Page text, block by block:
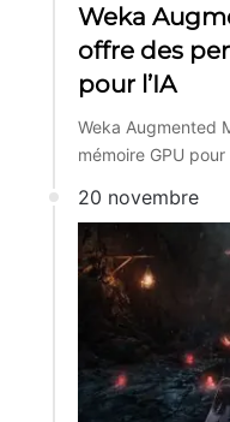
Weka
offre des
pour l’IA
Weka Augmented
mémoire GPU pour
20 novembre